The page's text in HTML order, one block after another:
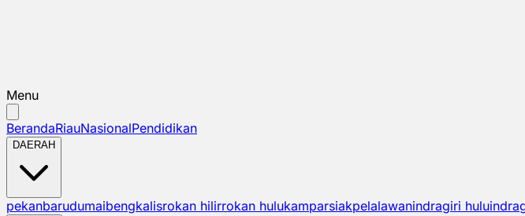
Menu
BerandaRiauNasionalPendidikan
DAERAH
pekanbarudumaibengkalisrokan hilirrokan hulukamparsiakpelalawanindragiri hulu